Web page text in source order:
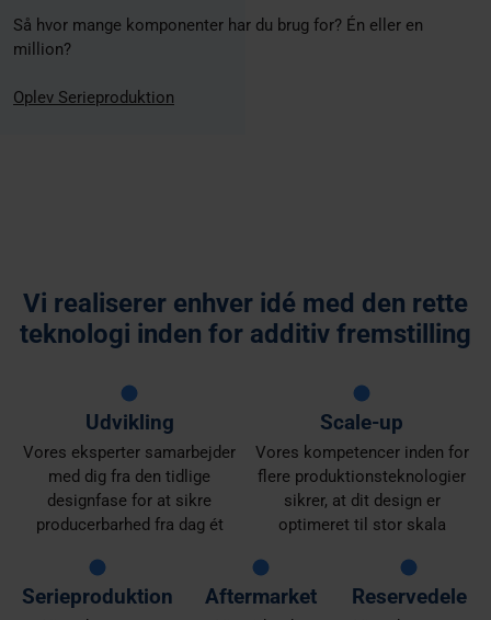
Så hvor mange komponenter har du brug for? Én eller en
million?
Oplev Serieproduktion
Vi realiserer enhver idé med den rette
teknologi inden for additiv fremstilling
Udvikling
Vores eksperter samarbejder
med dig fra den tidlige
designfase for at sikre
producerbarhed fra dag ét
Scale-up
Vores kompetencer inden for
flere produktionsteknologier
sikrer, at dit design er
optimeret til stor skala
Serieproduktion Aftermarket Reservedele